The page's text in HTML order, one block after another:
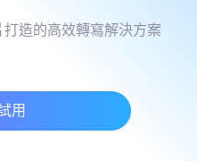
造的高效轉寫解決方案
用